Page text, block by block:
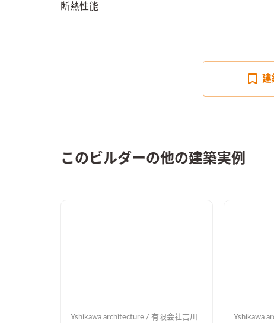
断熱性能
建
このビルダーの他の建築実例
Yshikawa architecture / 有限会社吉川
Yshikawa